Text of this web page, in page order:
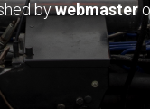
bywebmaster